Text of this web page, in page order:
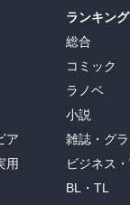
ア
用
ランキング
総合
コミック
ラノベ
小説
雑誌・グ
ビジネス
BL・TL